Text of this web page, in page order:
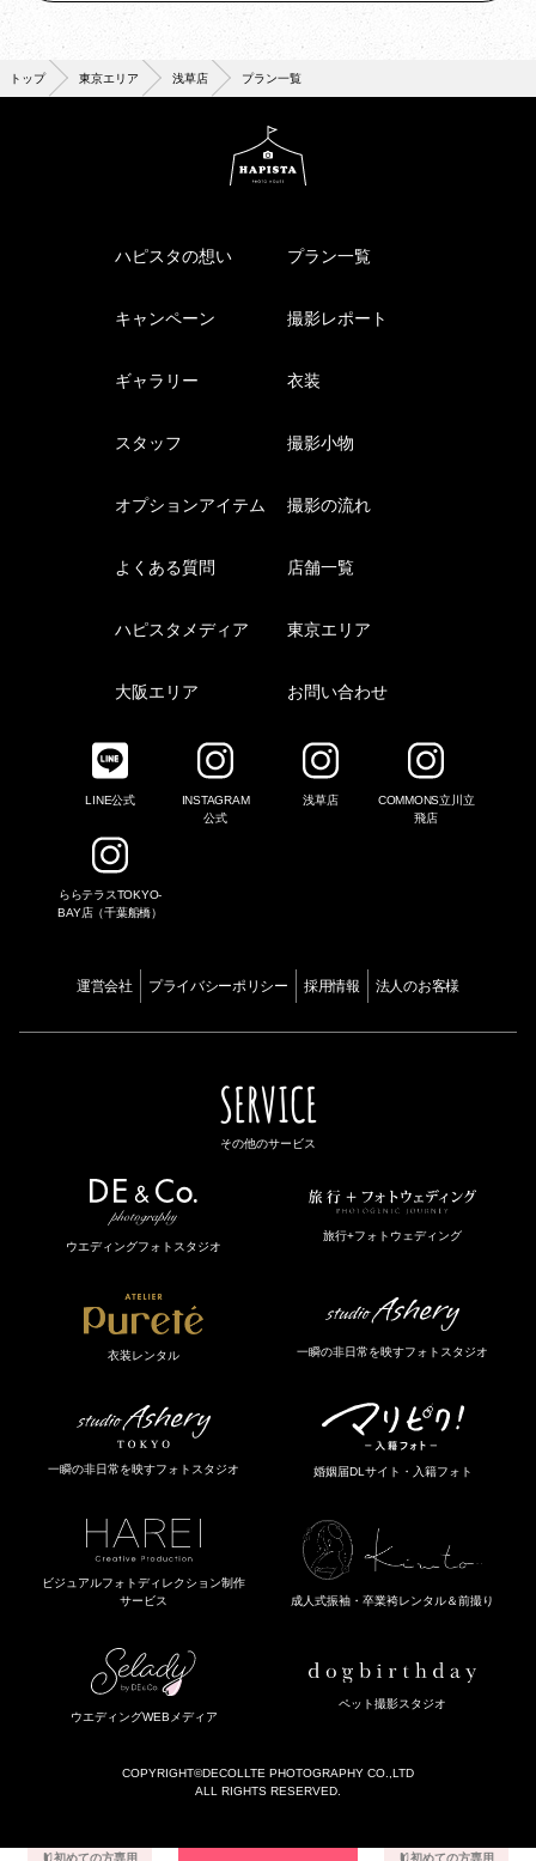
トップ 東京エリア 浅草店 プラン一覧
ハピスタの想い プラン一覧
キャンペーン 撮影レポート
ギャラリー 衣装
スタッフ 撮影小物
オプションアイテム 撮影の流れ
よくある質問 店舗一覧
ハピスタメディア 東京エリア
大阪エリア お問い合わせ
LINE公式
INSTAGRAM
公式
浅草店
COMMONS立川立
飛店
ららテラスTOKYO-
BAY店（千葉船橋）
運営会社 プライバシーポリシー 採用情報 法人のお客様
SERVICE
その他のサービス
ウエディングフォトスタジオ
旅行+フォトウェディング
衣装レンタル 一瞬の非日常を映すフォトスタジオ
一瞬の非日常を映すフォトスタジオ 婚姻届DLサイト・入籍フォト
ビジュアルフォトディレクション制作
サービス
成人式振袖・卒業袴レンタル＆前撮り
ウエディングWEBメディア
ペット撮影スタジオ
COPYRIGHT©DECOLLTE PHOTOGRAPHY CO.,LTD
ALL RIGHTS RESERVED.
初めての方専用 初めての方専用